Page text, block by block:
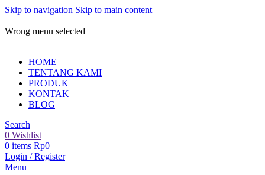
Skip to navigation Skip to main content
Wrong menu selected
HOME
TENTANG KAMI
PRODUK
KONTAK
BLOG
Search
0 Wishlist
0 items Rp0
Login / Register
Menu